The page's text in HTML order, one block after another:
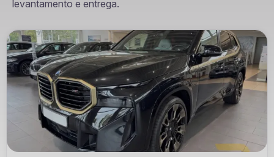
levantamento e entrega.